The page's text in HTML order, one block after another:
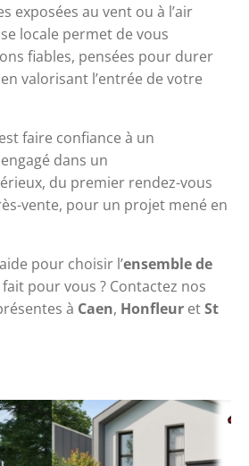
exposées au vent ou à l’air
locale permet de vous
fiables, pensées pour durer
valorisant l’entrée de votre
faire confiance à un
dans un
du premier rendez-vous
vente, pour un projet mené en
pour choisir l’ensemble de
fait pour vous ? Contactez nos
à Caen, Honfleur et St